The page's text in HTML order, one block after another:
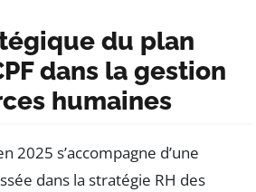
du plan
dans la gestion
humaines
2025 s’accompagne d’une
dans la stratégie RH des